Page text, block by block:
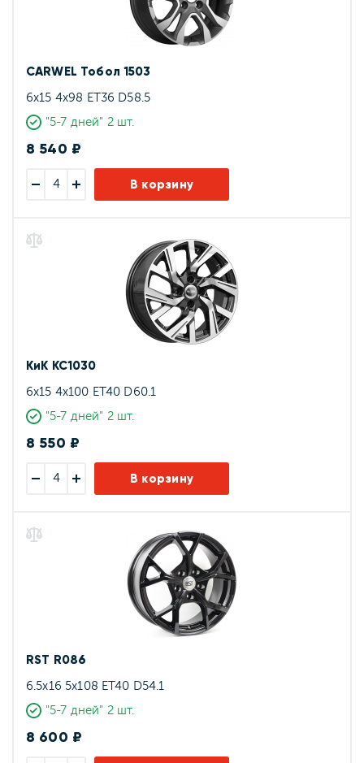
CARWEL Тобол 1503
6x15 4x98 ET36 D58.5
"5-7 дней" 2 шт.
8 540 ₽
В корзину
КиК КС1030
6x15 4x100 ET40 D60.1
"5-7 дней" 2 шт.
8 550 ₽
В корзину
RST R086
6.5x16 5x108 ET40 D54.1
"5-7 дней" 2 шт.
8 600 ₽